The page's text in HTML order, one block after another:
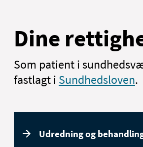
Dine
Som patient i
fastlagt i Sundhedsloven.
Udredning og